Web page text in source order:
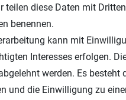
weiteren Shops:
City
für: Airbrushpistolen, Kompressoren,
City
Shop
teilen diese Daten mit
benennen.
kann mit
Interesses erfolgen.
werden. Es besteht
und die Einwilligung zu